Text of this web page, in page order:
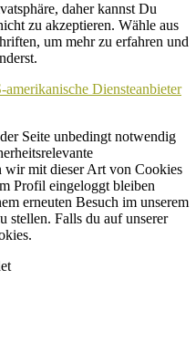
daher kannst Du
zu akzeptieren. Wähle aus
um mehr zu erfahren und
Diensteanbieter
Seite unbedingt notwendig
wir mit dieser Art von Cookies
Profil eingeloggt bleiben
erneuten Besuch im unserem
stellen. Falls du auf unserer